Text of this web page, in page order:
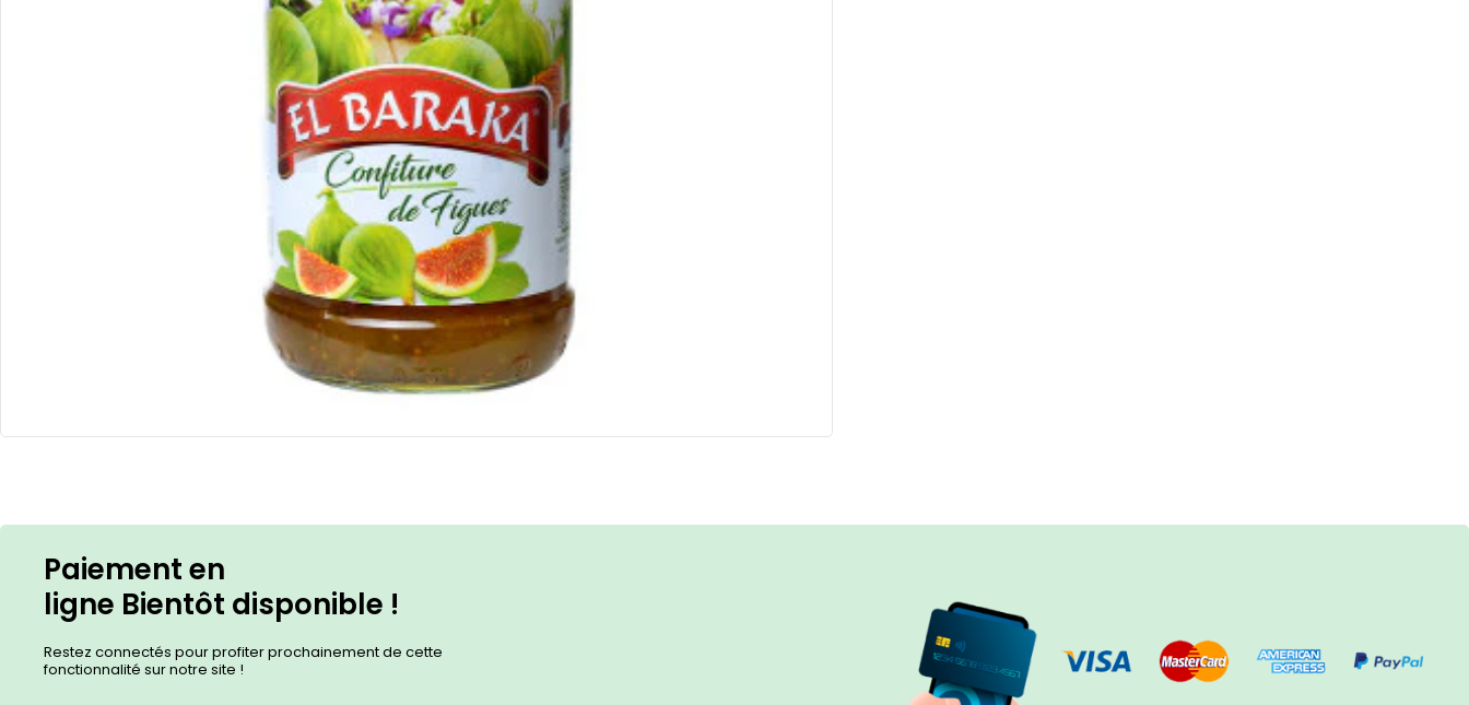
Paiement en
ligne Bientôt disponible !
Restez connectés pour profiter prochainement de cette
fonctionnalité sur notre site !